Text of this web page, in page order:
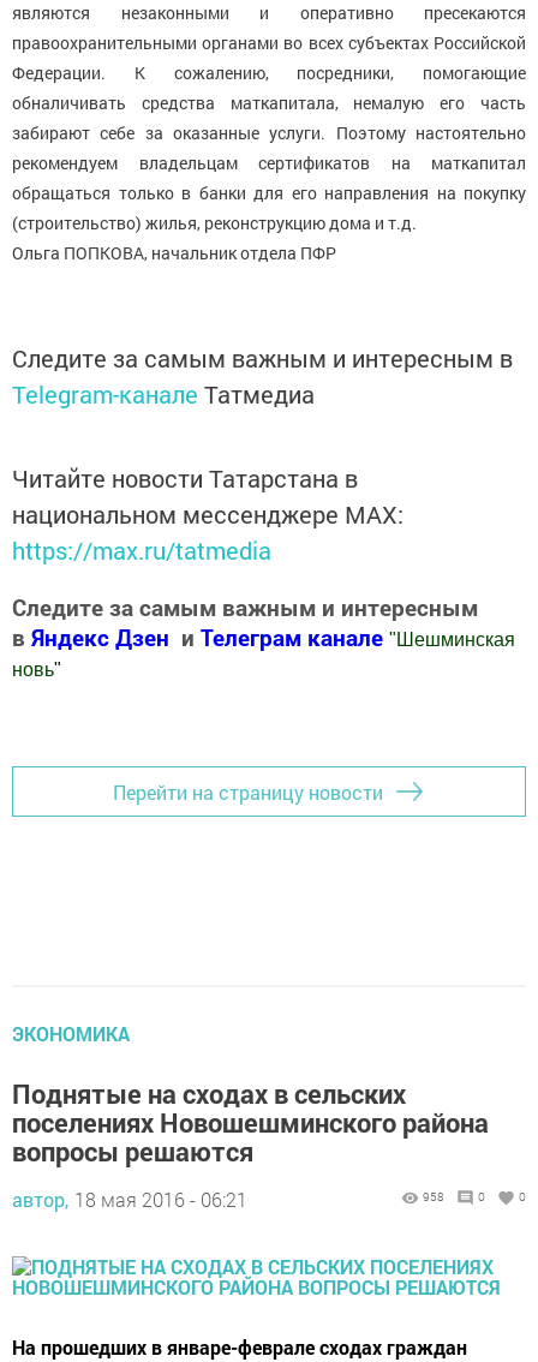
являются незаконными и оперативно пресекаются
правоохранительными органами во всех субъектах Российской
Федерации. К сожалению, посредники, помогающие
обналичивать средства маткапитала, немалую его часть
забирают себе за оказанные услуги. Поэтому настоятельно
рекомендуем владельцам сертификатов на маткапитал
обращаться только в банки для его направления на покупку
(строительство) жилья, реконструкцию дома и т.д.
Ольга ПОПКОВА, начальник отдела ПФР
Следите за самым важным и интересным в
Telegram-канале Татмедиа
Читайте новости Татарстана в
национальном мессенджере MАХ:
https://max.ru/tatmedia
Следите за самым важным и интересным
в Яндекс Дзен и Телеграм канале " Шешминская
новь"
Перейти на страницу новости
ЭКОНОМИКА
Поднятые на сходах в сельских
поселениях Новошешминского района
вопросы решаются
автор, 18 мая 2016 - 06:21 958 0 0
На прошедших в январе-феврале сходах граждан